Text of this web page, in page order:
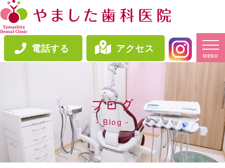
電話する アクセス
MENU
ブログ
Blog